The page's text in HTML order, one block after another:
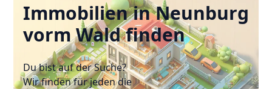
Immobilien in Neunburg
vorm Wald finden
Du bist auf der Suche?
Wir finden für jeden die